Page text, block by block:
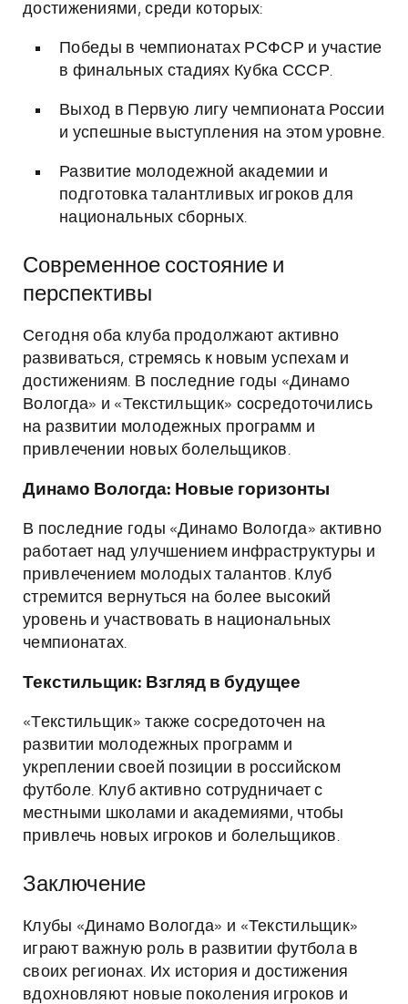
достижениями, среди которых:
Победы в чемпионатах РСФСР и участие
в финальных стадиях Кубка СССР.
Выход в Первую лигу чемпионата России
и успешные выступления на этом уровне.
Развитие молодежной академии и
подготовка талантливых игроков для
национальных сборных.
Современное состояние и
перспективы
Сегодня оба клуба продолжают активно
развиваться, стремясь к новым успехам и
достижениям. В последние годы «Динамо
Вологда» и «Текстильщик» сосредоточились
на развитии молодежных программ и
привлечении новых болельщиков.
Динамо Вологда: Новые горизонты
В последние годы «Динамо Вологда» активно
работает над улучшением инфраструктуры и
привлечением молодых талантов. Клуб
стремится вернуться на более высокий
уровень и участвовать в национальных
чемпионатах.
Текстильщик: Взгляд в будущее
«Текстильщик» также сосредоточен на
развитии молодежных программ и
укреплении своей позиции в российском
футболе. Клуб активно сотрудничает с
местными школами и академиями, чтобы
привлечь новых игроков и болельщиков.
Заключение
Клубы «Динамо Вологда» и «Текстильщик»
играют важную роль в развитии футбола в
своих регионах. Их история и достижения
вдохновляют новые поколения игроков и